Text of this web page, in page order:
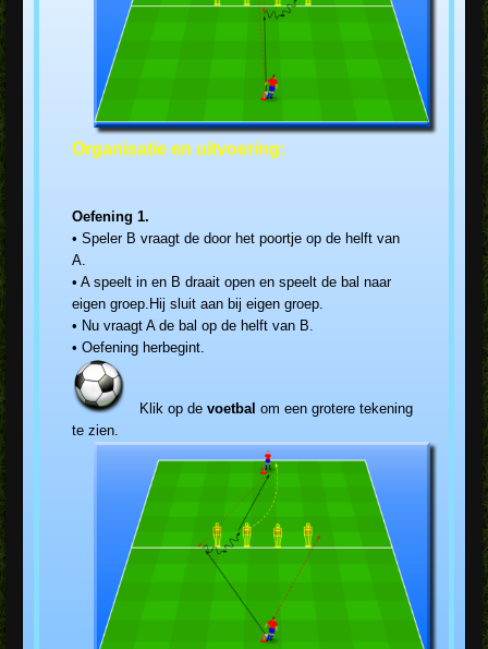
Organisatie en uitvoering:
Oefening 1.
• Speler B vraagt de door het poortje op de helft van
A.
• A speelt in en B draait open en speelt de bal naar
eigen groep.Hij sluit aan bij eigen groep.
• Nu vraagt A de bal op de helft van B.
• Oefening herbegint.
Klik op de voetbal om een grotere tekening
te zien.